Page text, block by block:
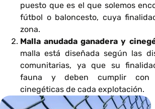
puesto que es el que solemos
fútbol o baloncesto, cuya
zona.
Malla anudada ganadera y
malla está diseñada según las
comunitarias, ya que su
fauna y deben cumplir con
cinegéticas de cada explotación.